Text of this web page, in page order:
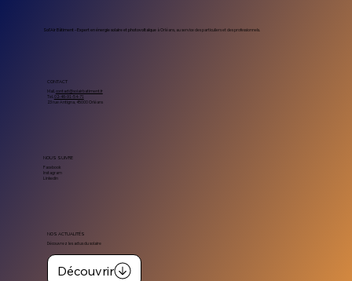
Sol’Air Bâtiment – Expert en énergie solaire et photovoltaïqueà Orléans, au service des particuliers et des professionnels.
CONTACT
Mail.contact@solairbatiment.fr
Tel.02-46-91-54-71
23 rue Antigna, 45000 Orléans
NOUS SUIVRE
Facebook
Instagram
Linkedin
NOS ACTUALITÉS
Découvrez les actus du solaire
Découvrir